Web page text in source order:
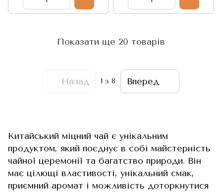
Показати ще 20 товарів
Назад 1 з 8 Вперед
Китайський міцний чай є унікальним
продуктом, який поєднує в собі майстерність
чайної церемонії та багатство природи. Він
має цілющі властивості, унікальний смак,
приємний аромат і можливість доторкнутися